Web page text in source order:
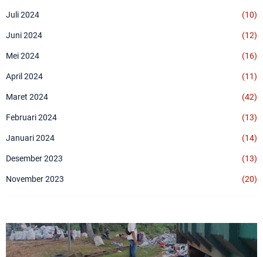
Juli 2024 (10)
Juni 2024 (12)
Mei 2024 (16)
April 2024 (11)
Maret 2024 (42)
Februari 2024 (13)
Januari 2024 (14)
Desember 2023 (13)
November 2023 (20)